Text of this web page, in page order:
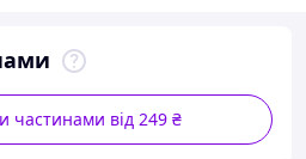
частинами від 249 ₴